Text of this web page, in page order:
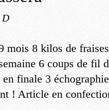
D
mois 8 kilos de
6 coups de fil
finale 3
! Article en